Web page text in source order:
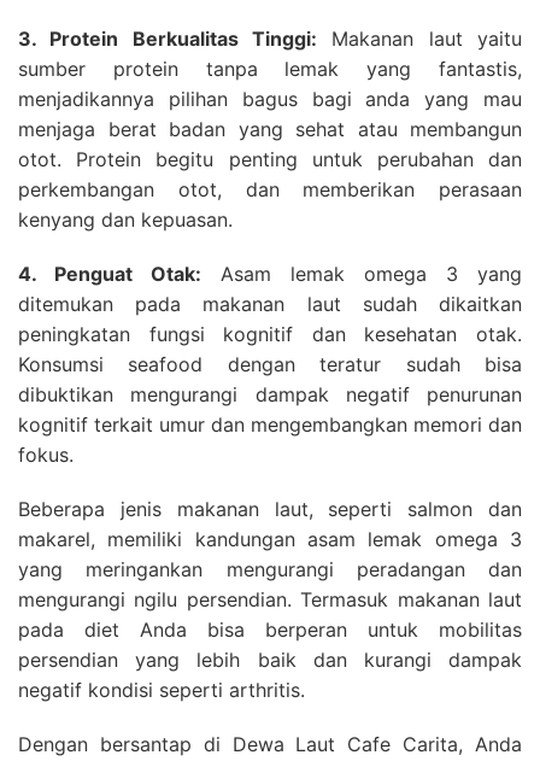
3. Protein Berkualitas Tinggi: Makanan laut yaitu
sumber protein tanpa lemak yang fantastis,
menjadikannya pilihan bagus bagi anda yang mau
menjaga berat badan yang sehat atau membangun
otot. Protein begitu penting untuk perubahan dan
perkembangan otot, dan memberikan perasaan
kenyang dan kepuasan.
4. Penguat Otak: Asam lemak omega 3 yang
ditemukan pada makanan laut sudah dikaitkan
peningkatan fungsi kognitif dan kesehatan otak.
Konsumsi seafood dengan teratur sudah bisa
dibuktikan mengurangi dampak negatif penurunan
kognitif terkait umur dan mengembangkan memori dan
fokus.
Beberapa jenis makanan laut, seperti salmon dan
makarel, memiliki kandungan asam lemak omega 3
yang meringankan mengurangi peradangan dan
mengurangi ngilu persendian. Termasuk makanan laut
pada diet Anda bisa berperan untuk mobilitas
persendian yang lebih baik dan kurangi dampak
negatif kondisi seperti arthritis.
Dengan bersantap di Dewa Laut Cafe Carita, Anda